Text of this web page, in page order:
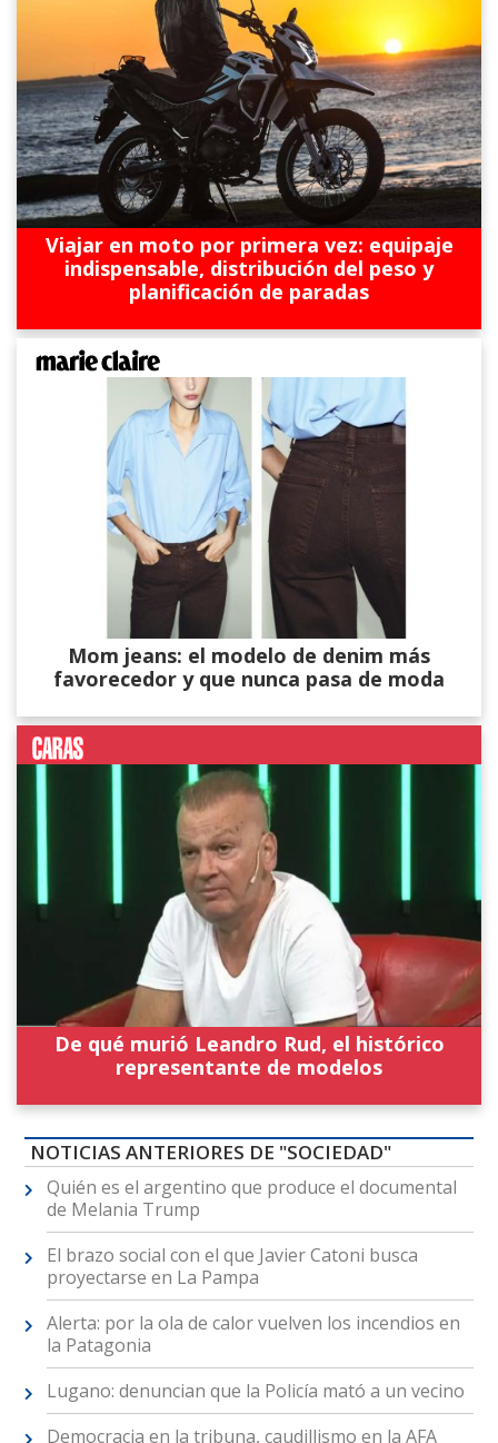
Viajar en moto por primera vez: equipaje
indispensable, distribución del peso y
planificación de paradas
Mom jeans: el modelo de denim más
favorecedor y que nunca pasa de moda
De qué murió Leandro Rud, el histórico
representante de modelos
NOTICIAS ANTERIORES DE "SOCIEDAD"
Quién es el argentino que produce el documental
de Melania Trump
El brazo social con el que Javier Catoni busca
proyectarse en La Pampa
Alerta: por la ola de calor vuelven los incendios en
la Patagonia
Lugano: denuncian que la Policía mató a un vecino
Democracia en la tribuna, caudillismo en la AFA